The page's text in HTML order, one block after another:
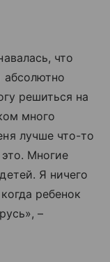
что
абсолютно
решиться на
много
лучше что-то
Многие
Я ничего
ребенок
–